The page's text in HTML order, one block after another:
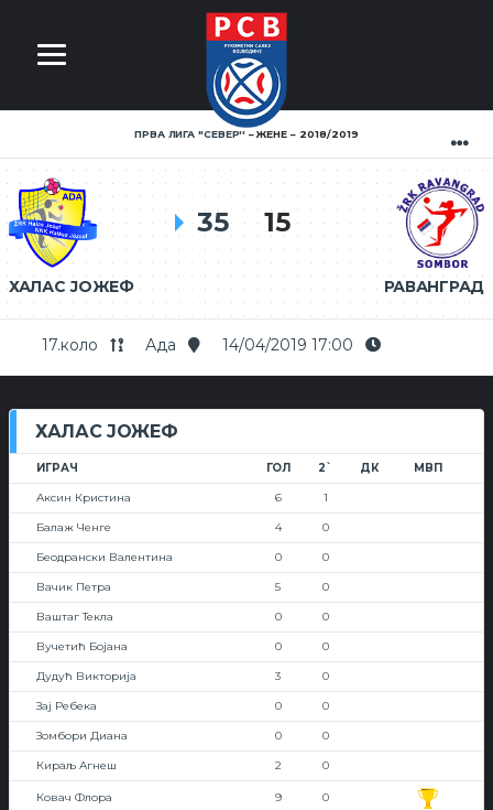
ПРВА ЛИГА ''СЕВЕР'' ЖЕНЕ 2018/2019
ХАЛАС ЈОЖЕФ
35
РАВАНГРАД
15
17.коло Ада 14/04/2019 17:00
ХАЛАС ЈОЖЕФ
ИГРАЧ ГОЛ 2` ДК МВП
Аксин Кристина 6 1
Балаж Ченге 4 0
Беодрански Валентина 0 0
Вачик Петра 5 0
Ваштаг Текла 0 0
Вучетић Бојана 0 0
Дудућ Викторија 3 0
Зај Ребека 0 0
Зомбори Диана 0 0
Кираљ Агнеш 2 0
Ковач Флора 9 0